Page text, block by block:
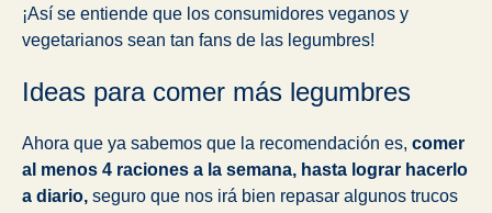
¡Así se entiende que los consumidores veganos y
vegetarianos sean tan fans de las legumbres!
Ideas para comer más legumbres
Ahora que ya sabemos que la recomendación es, comer
al menos 4 raciones a la semana, hasta lograr hacerlo
a diario, seguro que nos irá bien repasar algunos trucos